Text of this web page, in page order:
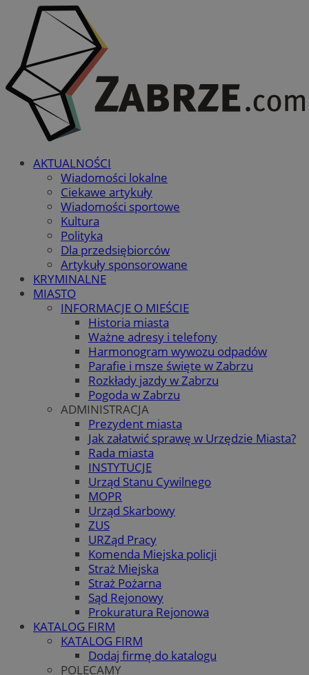
AKTUALNOŚCI
Wiadomości lokalne
Ciekawe artykuły
Wiadomości sportowe
Kultura
Polityka
Dla przedsiębiorców
Artykuły sponsorowane
KRYMINALNE
MIASTO
INFORMACJE O MIEŚCIE
Historia miasta
Ważne adresy i telefony
Harmonogram wywozu odpadów
Parafie i msze święte w Zabrzu
Rozkłady jazdy w Zabrzu
Pogoda w Zabrzu
ADMINISTRACJA
Prezydent miasta
Jak załatwić sprawę w Urzędzie Miasta?
Rada miasta
INSTYTUCJE
Urząd Stanu Cywilnego
MOPR
Urząd Skarbowy
ZUS
URZąd Pracy
Komenda Miejska policji
Straż Miejska
Straż Pożarna
Sąd Rejonowy
Prokuratura Rejonowa
KATALOG FIRM
KATALOG FIRM
Dodaj firmę do katalogu
POLECAMY